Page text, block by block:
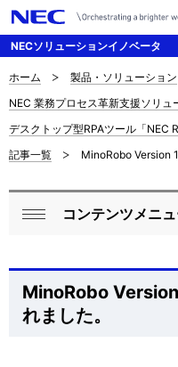
NECソリューションイノベータ
ナ
ビ
ゲ
ー
シ
サ
イ
ト
の
在
位
ホーム
製品・ソリューション
NEC 業務プロセス革新支援ソリュ
デスクトップ型RPAツール「NEC
記事一覧
MinoRobo Version
ロ
カ
ル
る
コンテンツメニ
MinoRobo
れました。